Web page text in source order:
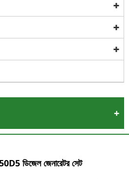
ডিজেল জেনারেটর সেট